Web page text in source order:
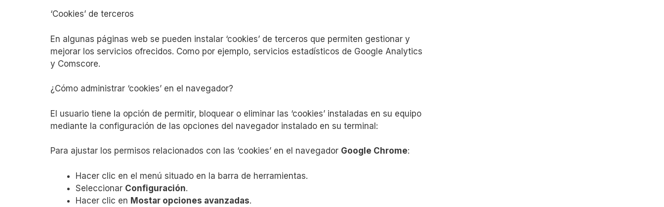
‘Cookies’ de terceros
En algunas páginas web se pueden instalar ‘cookies’ de terceros que permiten gestionar y
mejorar los servicios ofrecidos. Como por ejemplo, servicios estadísticos de Google Analytics
y Comscore.
¿Cómo administrar ‘cookies’ en el navegador?
El usuario tiene la opción de permitir, bloquear o eliminar las ‘cookies’ instaladas en su equipo
mediante la configuración de las opciones del navegador instalado en su terminal:
Para ajustar los permisos relacionados con las ‘cookies’ en el navegador Google Chrome:
Hacer clic en el menú situado en la barra de herramientas.
Seleccionar Configuración.
Hacer clic en Mostar opciones avanzadas.